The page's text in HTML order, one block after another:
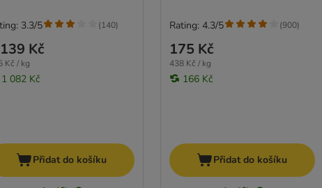
Kč
Kč / kg
1 082 Kč
3.3/5 (140)
Přidat do košíku
175 Kč
438 Kč / kg
166 Kč
Rating: 4.3/5 (900)
Přidat do košíku